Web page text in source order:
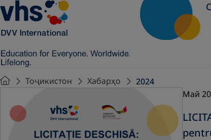
Тоҷикистон Хабарҳо 2024
Май